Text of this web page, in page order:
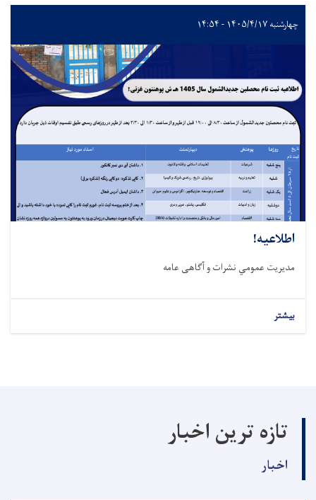
چهارشنبه ۱۴۰۵/۴/۱۷ - ۱۴:۵۴
اطلاعیه!
مدیریت عمومي نشرات و آګاهی عامه
بیشتر
تازه ترین اخبار
اخبار